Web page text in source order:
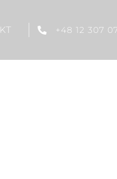
+48 12 307